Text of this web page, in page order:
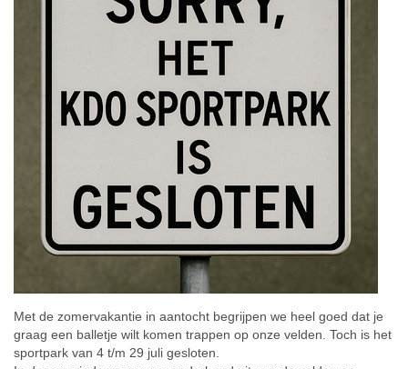
Met de zomervakantie in aantocht begrijpen we heel goed dat je
graag een balletje wilt komen trappen op onze velden. Toch is het
sportpark van 4 t/m 29 juli gesloten.